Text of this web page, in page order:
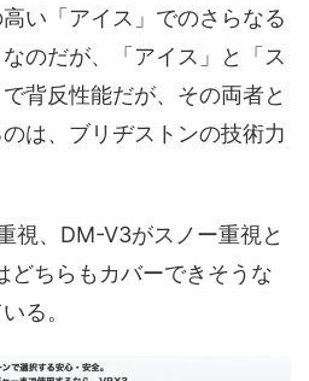
い「アイス」でのさらなる
のだが、「アイス」と「ス
背反性能だが、その両者と
は、ブリヂストンの技術力
視、DM-V3がスノー重視と
どちらもカバーできそうな
る。